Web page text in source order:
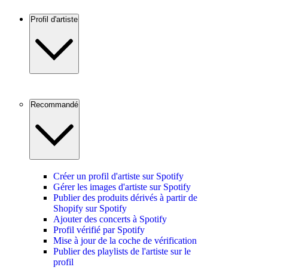
Profil d'artiste
Recommandé
Créer un profil d'artiste sur Spotify
Gérer les images d'artiste sur Spotify
Publier des produits dérivés à partir de
Shopify sur Spotify
Ajouter des concerts à Spotify
Profil vérifié par Spotify
Mise à jour de la coche de vérification
Publier des playlists de l'artiste sur le
profil